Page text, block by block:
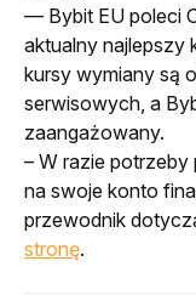
— Bybit EU poleci
aktualny najlepszy
kursy wymiany są
serwisowych, a
zaangażowany.
– W razie potrzeby
na swoje konto
przewodnik
stronę.